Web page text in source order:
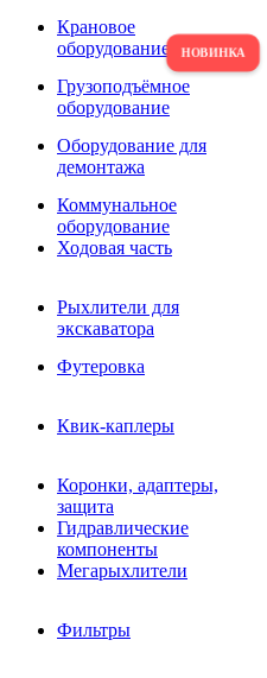
Крановое
оборудование
Грузоподъёмное
оборудование
Оборудование для
демонтажа
Коммунальное
оборудование
Ходовая часть
Рыхлители для
экскаватора
Футеровка
Квик-каплеры
Коронки, адаптеры,
защита
Гидравлические
компоненты
Мегарыхлители
Фильтры